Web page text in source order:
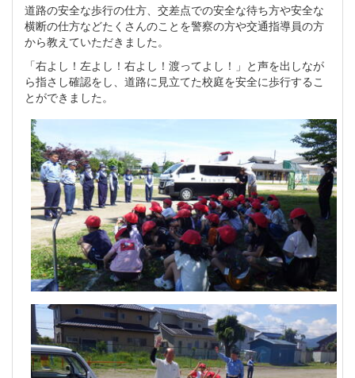
道路の安全な歩行の仕方、交差点での安全な待ち方や安全な
横断の仕方などたくさんのことを警察の方や交通指導員の方
から教えていただきました。
「右よし！左よし！右よし！渡ってよし！」と声を出しなが
ら指さし確認をし、道路に見立てた校庭を安全に歩行するこ
とができました。